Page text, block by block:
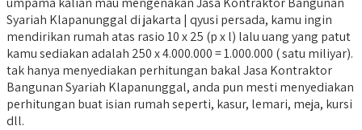
Syariah Klapanunggal di jakarta | qyusi persada, kamu ingin
mendirikan rumah atas rasio 10 x 25 (p x l) lalu uang yang patut
kamu sediakan adalah 250 x 4.000.000 = 1.000.000 ( satu miliyar).
tak hanya menyediakan perhitungan bakal Jasa Kontraktor
Bangunan Syariah Klapanunggal, anda pun mesti menyediakan
perhitungan buat isian rumah seperti, kasur, lemari, meja, kursi
dll.